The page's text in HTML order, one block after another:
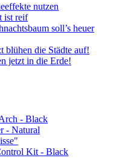
nutzen
ist reif
soll’s heuer
blühen die Städte auf!
jetzt in die Erde!
- Black
- Natural
Kit - Black